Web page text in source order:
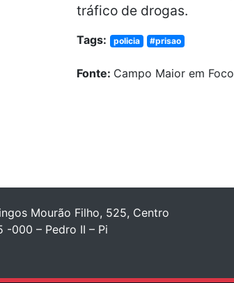
tráfico de drogas.
Tags: policia #prisao
Fonte: Campo Maior em Foco
Mourão Filho, 525, Centro
-000 – Pedro II – Pi